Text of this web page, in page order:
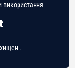
використання